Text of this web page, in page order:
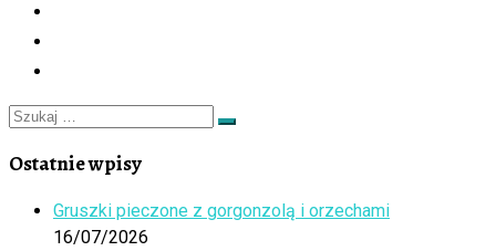
Szukaj
Szukaj
Ostatnie wpisy
Gruszki pieczone z gorgonzolą i orzechami
16/07/2026